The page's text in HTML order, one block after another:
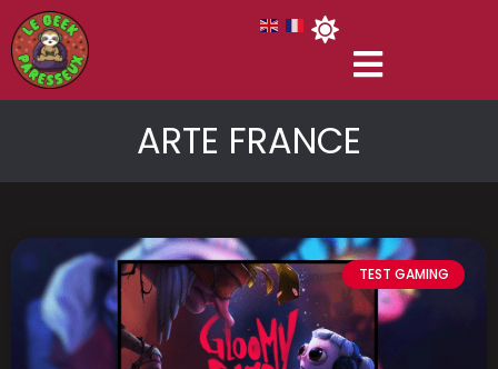
ARTE FRANCE
TEST GAMING